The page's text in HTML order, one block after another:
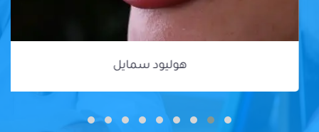
هوليود سمايل